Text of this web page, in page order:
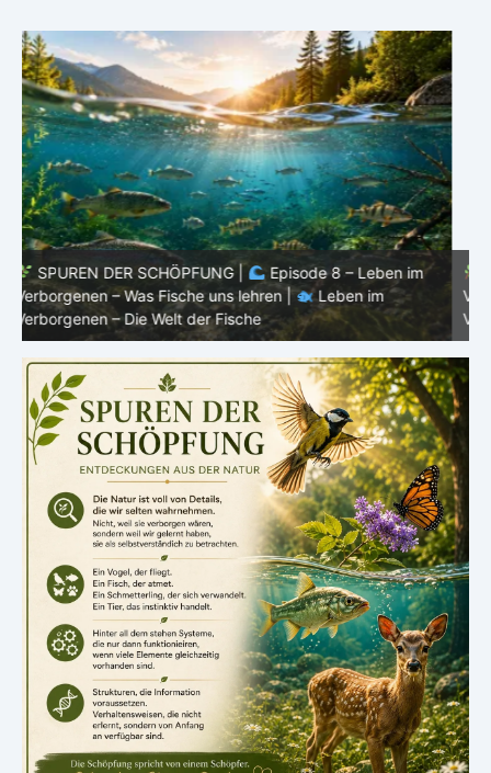
SPUREN DER SCHÖPFUNG |
Episode 7: Leben im
Verborgenen – Warum Fische Fische bleiben |
Leben im
Verborgenen – Die Welt der Fische